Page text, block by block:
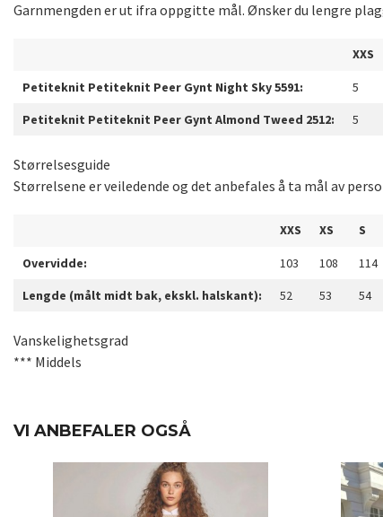
Garnmengden er ut ifra oppgitte mål. Ønsker du lengre
XXS
Petiteknit Petiteknit Peer Gynt Night Sky 5591: 5
Petiteknit Petiteknit Peer Gynt Almond Tweed 2512:
5
Størrelsesguide
Størrelsene er veiledende og det anbefales å ta mål av
XXS XS S
Overvidde: 103 108 114
Lengde (målt midt bak, ekskl. halskant):
52 53 54
Vanskelighetsgrad
*** Middels
VI ANBEFALER OGSÅ